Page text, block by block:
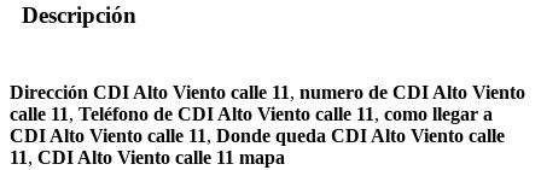
Descripción
Dirección CDI Alto Viento calle 11, numero de CDI Alto Viento
calle 11, Teléfono de CDI Alto Viento calle 11, como llegar a
CDI Alto Viento calle 11, Donde queda CDI Alto Viento calle
11, CDI Alto Viento calle 11 mapa